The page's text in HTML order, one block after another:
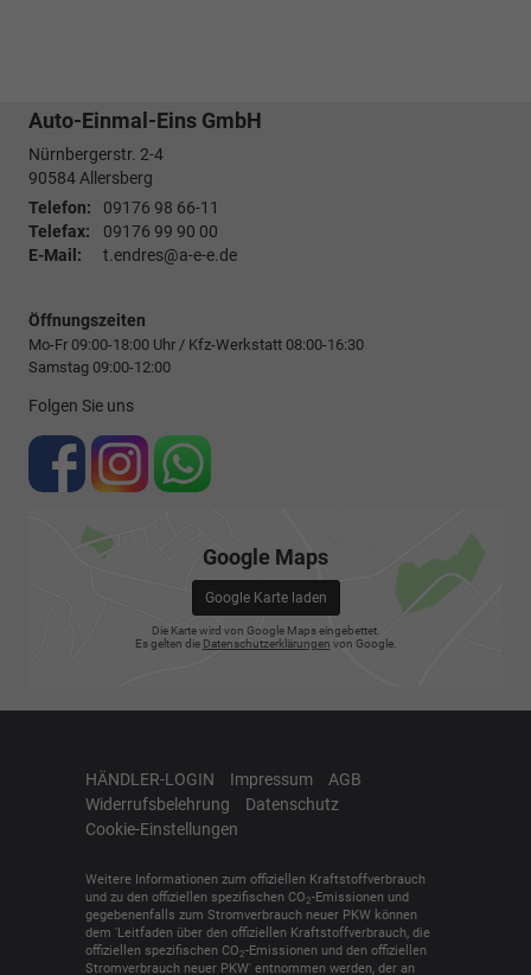
Auto-Einmal-Eins GmbH
Nürnbergerstr. 2-4
90584Allersberg
Telefon:
09176 98 66-11
Telefax:
09176 99 90 00
E-Mail:
t.endres@a-e-e.de
Öffnungszeiten
Mo-Fr 09:00-18:00 Uhr / Kfz-Werkstatt 08:00-16:30
Samstag 09:00-12:00
Folgen Sie uns
Google Maps
Google Karte laden
Die Karte wird von Google Maps eingebettet.
Es gelten die Datenschutzerklärungen von Google.
HÄNDLER-LOGIN Impressum
AGB
Widerrufsbelehrung
Datenschutz
Cookie-Einstellungen
Weitere Informationen zum offiziellen Kraftstoffverbrauch
und zu den offiziellen spezifischen CO2-Emissionen und
gegebenenfalls zum Stromverbrauch neuer PKW können
dem 'Leitfaden über den offiziellen Kraftstoffverbrauch, die
offiziellen spezifischen CO2-Emissionen und den offiziellen
Stromverbrauch neuer PKW' entnommen werden, der an